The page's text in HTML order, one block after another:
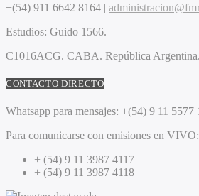
+(54) 911 6642 8164 |
Estudios: Guido 1566.
C1016ACG. CABA. República Argentina.
CONTACTO DIRECTO
Whatsapp para mensajes: +(54) 9 11 5577
Para comunicarse con emisiones en VIVO:
+ (54) 9 11 3987 4117
+ (54) 9 11 3987 4118